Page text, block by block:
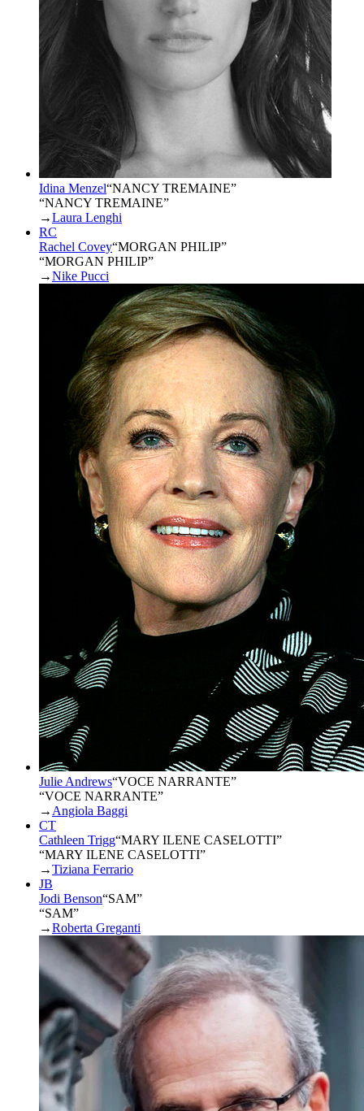
Idina Menzel“NANCY TREMAINE”
“NANCY TREMAINE”
→Laura Lenghi
RC
Rachel Covey“MORGAN PHILIP”
“MORGAN PHILIP”
→Nike Pucci
Julie Andrews“VOCE NARRANTE”
“VOCE NARRANTE”
→ Angiola Baggi
CT
Cathleen Trigg“MARY ILENE CASELOTTI”
“MARY ILENE CASELOTTI”
→Tiziana Ferrario
JB
Jodi Benson“SAM”
“SAM”
→Roberta Greganti